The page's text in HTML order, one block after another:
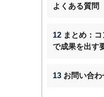
よくある質問
12 まとめ：
で成果を出す
13 お問い合わ